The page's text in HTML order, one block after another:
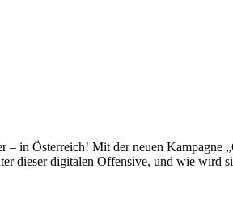
in Österreich! Mit der neuen
dieser digitalen Offensive, und wie wird